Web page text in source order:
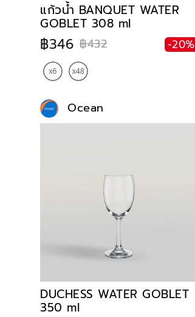
แก้วน้ำ BANQUET WATER
GOBLET 308 ml
฿346 ฿432 -20%
Ocean
DUCHESS WATER GOBLET
350 ml